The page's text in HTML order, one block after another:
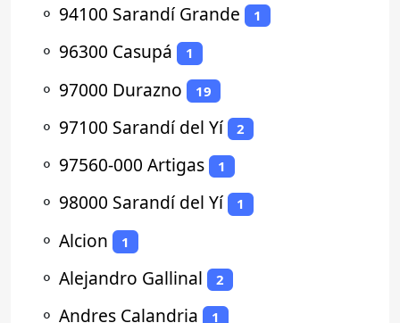
⚬ 94100 Sarandí Grande 1
⚬ 96300 Casupá 1
⚬ 97000 Durazno 19
⚬ 97100 Sarandí del Yí 2
⚬ 97560-000 Artigas 1
⚬ 98000 Sarandí del Yí 1
⚬ Alcion 1
⚬ Alejandro Gallinal 2
⚬ Andres Calandria 1